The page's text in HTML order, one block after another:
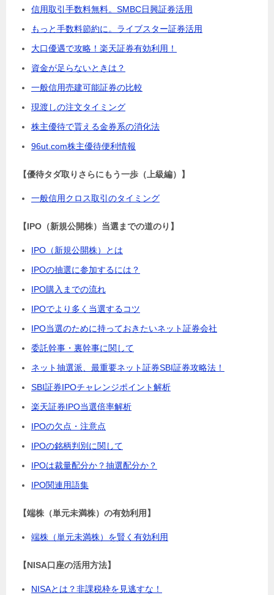
信用取引手数料無料。SMBC日興証券活用
もっと手数料節約に。ライブスター証券活用
大口優遇で攻略！楽天証券有効利用！
資金が足らないときは？
一般信用売建可能証券の比較
現渡しの注文タイミング
株主優待で貰える金券系の消化法
96ut.com株主優待便利情報
【優待タダ取りさらにもう一歩（上級編）】
一般信用クロス取引のタイミング
【IPO（新規公開株）当選までの道のり】
IPO（新規公開株）とは
IPOの抽選に参加するには？
IPO購入までの流れ
IPOでより多く当選するコツ
IPO当選のために持っておきたいネット証券会社
委託幹事・裏幹事に関して
ネット抽選派、最重要ネット証券SBI証券攻略法！
SBI証券IPOチャレンジポイント解析
楽天証券IPO当選倍率解析
IPOの欠点・注意点
IPOの銘柄判別に関して
IPOは裁量配分か？抽選配分か？
IPO関連用語集
【端株（単元未満株）の有効利用】
端株（単元未満株）を賢く有効利用
【NISA口座の活用方法】
NISAとは？非課税枠を見逃すな！